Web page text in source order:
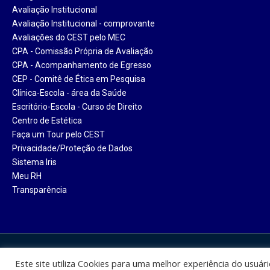
Avaliação Institucional
Avaliação Institucional - comprovante
Avaliações do CEST pelo MEC
CPA - Comissão Própria de Avaliação
CPA - Acompanhamento de Egresso
CEP - Comitê de Ética em Pesquisa
Clínica-Escola - área da Saúde
Escritório-Escola - Curso de Direito
Centro de Estética
Faça um Tour pelo CEST
Privacidade/Proteção de Dados
Sistema Iris
Meu RH
Transparência
Este site utiliza Cookies para uma melhor experiência do